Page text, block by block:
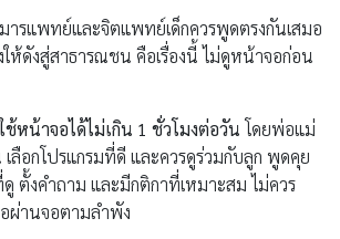
ารแพทย์และจิตแพทย์เด็กควรพูดตรงกันเสมอ
ให้ดังสู่สาธารณชน คือเรื่องนี้ ไม่ดูหน้าจอก่อน
ช้หน้าจอได้ไม่เกิน 1 ชั่วโมงต่อวัน โดยพ่อแม่
เลือกโปรแกรมที่ดี และควรดูร่วมกับลูก พูดคุย
ดู ตั้งคำถาม และมีกติกาที่เหมาะสม ไม่ควร
ผ่านจอตามลำพัง